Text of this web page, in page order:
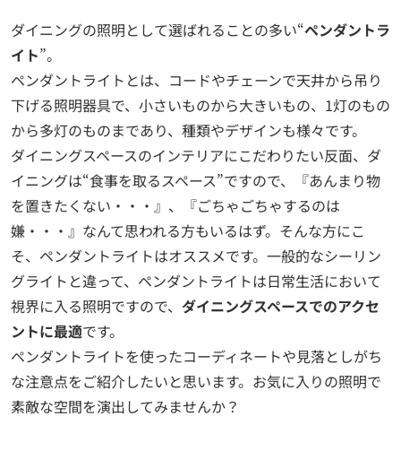
ダイニングの照明として選ばれることの多い“ペンダントラ
イト”。
ペンダントライトとは、コードやチェーンで天井から吊り
下げる照明器具で、小さいものから大きいもの、1灯のもの
から多灯のものまであり、種類やデザインも様々です。
ダイニングスペースのインテリアにこだわりたい反面、ダ
イニングは“食事を取るスペース”ですので、『あんまり物
を置きたくない・・・』、『ごちゃごちゃするのは
嫌・・・』なんて思われる方もいるはず。そんな方にこ
そ、ペンダントライトはオススメです。一般的なシーリン
グライトと違って、ペンダントライトは日常生活において
視界に入る照明ですので、 ダイニングスペースでのアクセ
ントに最適です。
ペンダントライトを使ったコーディネートや見落としがち
な注意点をご紹介したいと思います。お気に入りの照明で
素敵な空間を演出してみませんか？